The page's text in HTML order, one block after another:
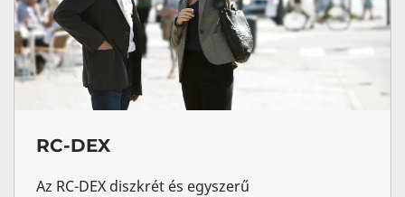
RC-DEX
Az RC-DEX diszkrét és egyszerű